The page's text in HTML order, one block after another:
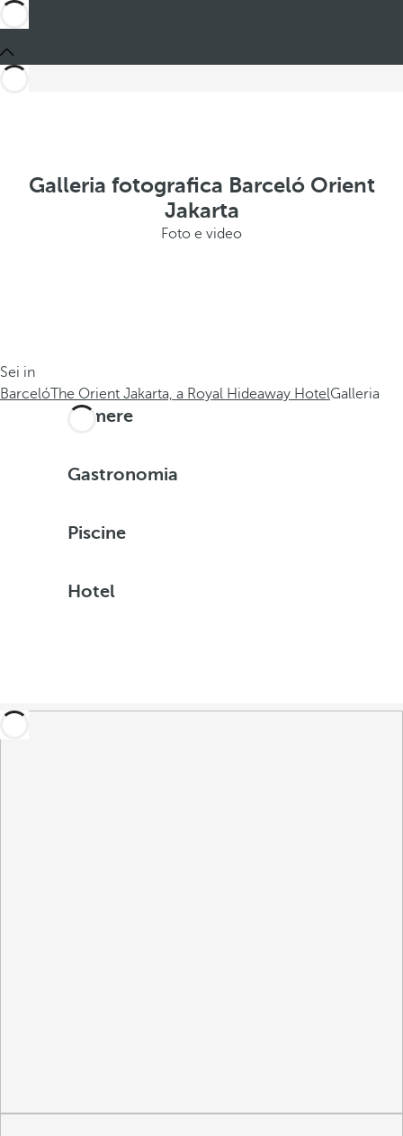
Galleria fotografica Barceló Orient
Jakarta
Foto e video
Sei in
BarcelóThe Orient Jakarta, a Royal Hideaway HotelGalleria
Camere
Gastronomia
Piscine
Hotel